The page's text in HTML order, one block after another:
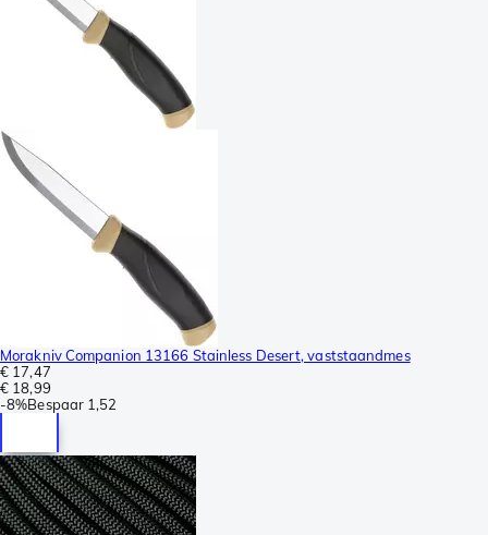
Morakniv Companion 13166 Stainless Desert, vaststaandmes
€ 17,47
€ 18,99
-8%Bespaar 1,52